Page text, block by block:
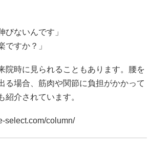
びないんです」
ですか？」
院時に見られることもあります。腰を
る場合、筋肉や関節に負担がかかって
紹介されています。
select.com/column/